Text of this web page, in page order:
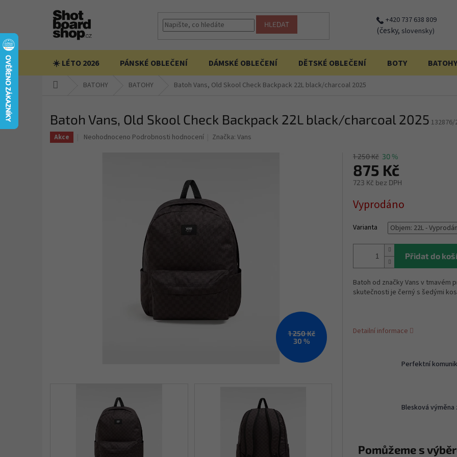
HLEDAT +420 737 638 809
(česky, slovensky)
☀️ LÉTO 2026
PÁNSKÉ OBLEČENÍ DÁMSKÉ OBLEČENÍ DĚTSKÉ OBLEČENÍ BOTY BATOHY
BATOHY BATOHY Batoh Vans, Old Skool Check Backpack 22L black/charcoal 2025
Batoh Vans, Old Skool Check Backpack 22L black/charcoal 2025 132876/
Akce
Průměrné
Neohodnoceno Podrobnosti hodnocení Značka:Vans
1 250 Kč
30 %
1 250 Kč 30 %
875 Kč
723 Kč bez DPH
cena:
Vyprodáno
Varianta
Přidat do
Batoh od značky Vans v tmavém
skutečnosti je černý s šedými
Detailní informace
Perfektní
Blesková výměna
Pomůžeme s